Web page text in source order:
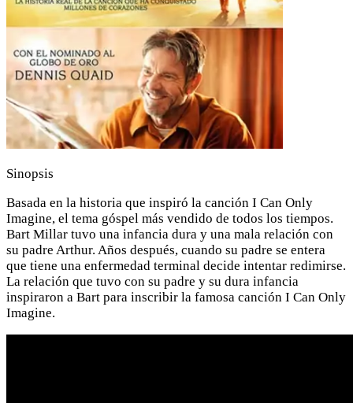
Sinopsis
Basada en la historia que inspiró la canción I Can Only
Imagine, el tema góspel más vendido de todos los tiempos.
Bart Millar tuvo una infancia dura y una mala relación con
su padre Arthur. Años después, cuando su padre se entera
que tiene una enfermedad terminal decide intentar redimirse.
La relación que tuvo con su padre y su dura infancia
inspiraron a Bart para inscribir la famosa canción I Can Only
Imagine.